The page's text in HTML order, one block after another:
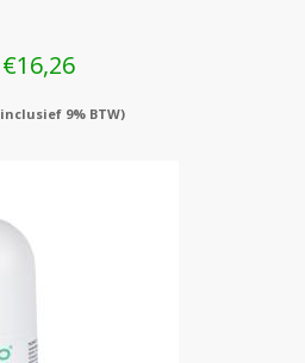
€16,26
inclusief 9% BTW)